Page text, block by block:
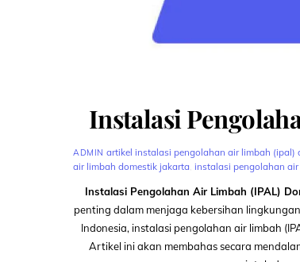
Instalasi
ADMIN artikel instalasi pengolahan air limbah (ipal)
air limbah domestik jakarta instalasi pengolahan
Instalasi Pengolahan Air Limbah (IPAL)
penting dalam menjaga kebersihan
Indonesia, instalasi pengolahan air limbah
Artikel ini akan membahas secara